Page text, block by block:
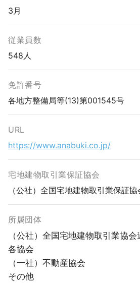
3月
従業員数
548人
免許番号
各地方整備局等(13)第001545号
URL
https://www.anabuki.co.jp/
宅地建物取引業保証協会
（公社）全国宅地建物取引業保証協
所属団体
（公社）全国宅地建物取引業協
各協会
（一社）不動産協会
その他